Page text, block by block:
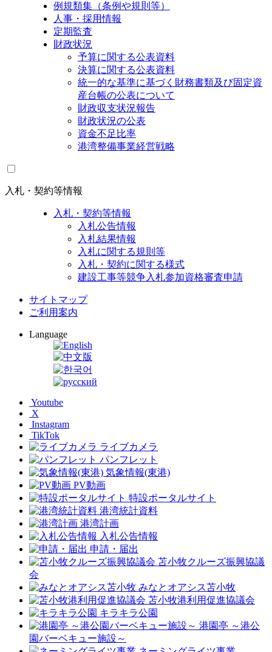
例規類集（条例や規則等）
人事・採用情報
定期監査
財政状況
予算に関する公表資料
決算に関する公表資料
統一的な基準に基づく財務書類及び固定資
産台帳の公表について
財政収支状況報告
財政状況の公表
資金不足比率
港湾整備事業経営戦略
入札・契約等情報
入札・契約等情報
入札公告情報
入札結果情報
入札に関する規則等
入札・契約に関する様式
建設工事等競争入札参加資格審査申請
サイトマップ
ご利用案内
Language
Youtube
X
Instagram
TikTok
ライブカメラ
パンフレット
気象情報(東港)
PV動画
特設ポータルサイト
港湾統計資料
港湾計画
入札公告情報
申請・届出
苫小牧クルーズ振興協議
会
みなとオアシス苫小牧
苫小牧港利用促進協議会
キラキラ公園
港園亭 ～港公
園バーベキュー施設～